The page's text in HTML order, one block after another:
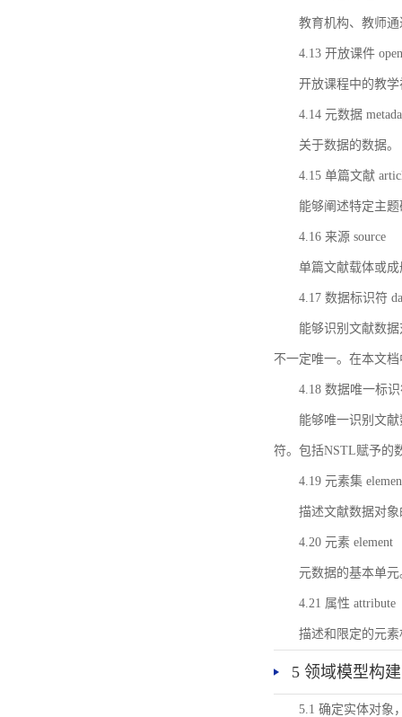
教育机构、教师
4.13 开放课件
开放课程中的教
4.14 元数据
关于数据的数据。
4.15 单篇文献
能够阐述特定主
4.16 来源 source
单篇文献载体或
4.17 数据标识符
能够识别文献数
不一定唯一。在本文
4.18 数据唯一标
能够唯一识别文
符。包括NSTL赋予的
4.19 元素集
描述文献数据对
4.20 元素 element
元数据的基本单元
4.21 属性 attribute
描述和限定的元
5 领域模型构建
5.1 确定实体对象